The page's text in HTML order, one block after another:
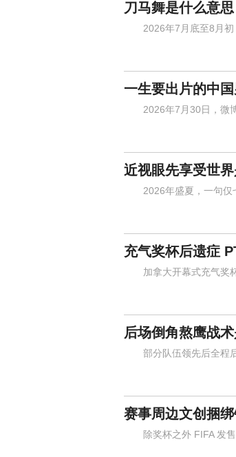
刀马舞是什么意思
2026年7月底至8月初
一生要出片的中
2026年7月30日，微博
近视眼先享受世
2026年盛夏，一句仅
充气奖杯后遗症
加拿大开幕式充气奖杯
后场倒角熬鹰战
部分队伍领先后全程后
赛事周边文创捆
除奖杯之外 FIFA 发售